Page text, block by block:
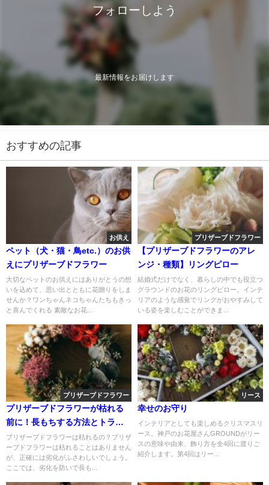
フォローしよう
最新情報をお届けします
おすすめの記事
お供え
ペット（犬・猫・鳥etc.）のお供
えにプリザーブドフラワー
大切なペットのお供えにはありがとうの想
いを込めて、思い出とともに花贈りをしま
せんか？ワンちゃんネコちゃんたちもきっ
と喜んでくれる 素敵なお花...
プリザーブドフラワー
【プリザーブドフラワーのアレ
ンジ・種類】リングピロー
結婚式だけでなく、暮らしの中でも役立つ
グラウンドのお花のリングピロー。インテ
リアのような感覚でリングがおやすみして
いる姿を楽しむことができま...
プリザーブドフラワー
プリザーブドフラワーが枯れる
前に！長もちする方法とトラブ
ル対処法
プリザーブドフラワーは枯れるの？プリザ
ーブドフラワーは枯れることはありません
が、正確には劣化がふさわしいでしょう。
ここでは、劣化を防いで長も...
リース
幸せのお守り
インテリアとしても楽しめるクリスマスリ
ース。神戸のお花屋さんGROUNDがリー
スの意味や由来、飾り方を全4回に渡りご
紹介します。第4回はリー...